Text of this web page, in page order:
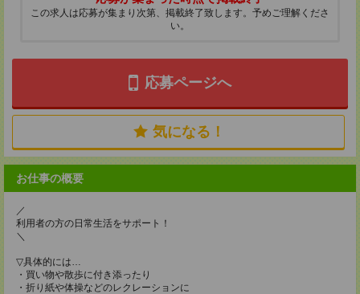
この求人は応募が集まり次第、掲載終了致します。予めご理解くださ
い。
応募ページへ
気になる！
お仕事の概要
／
利用者の方の日常生活をサポート！
＼
▽具体的には…
・買い物や散歩に付き添ったり
・折り紙や体操などのレクレーションに